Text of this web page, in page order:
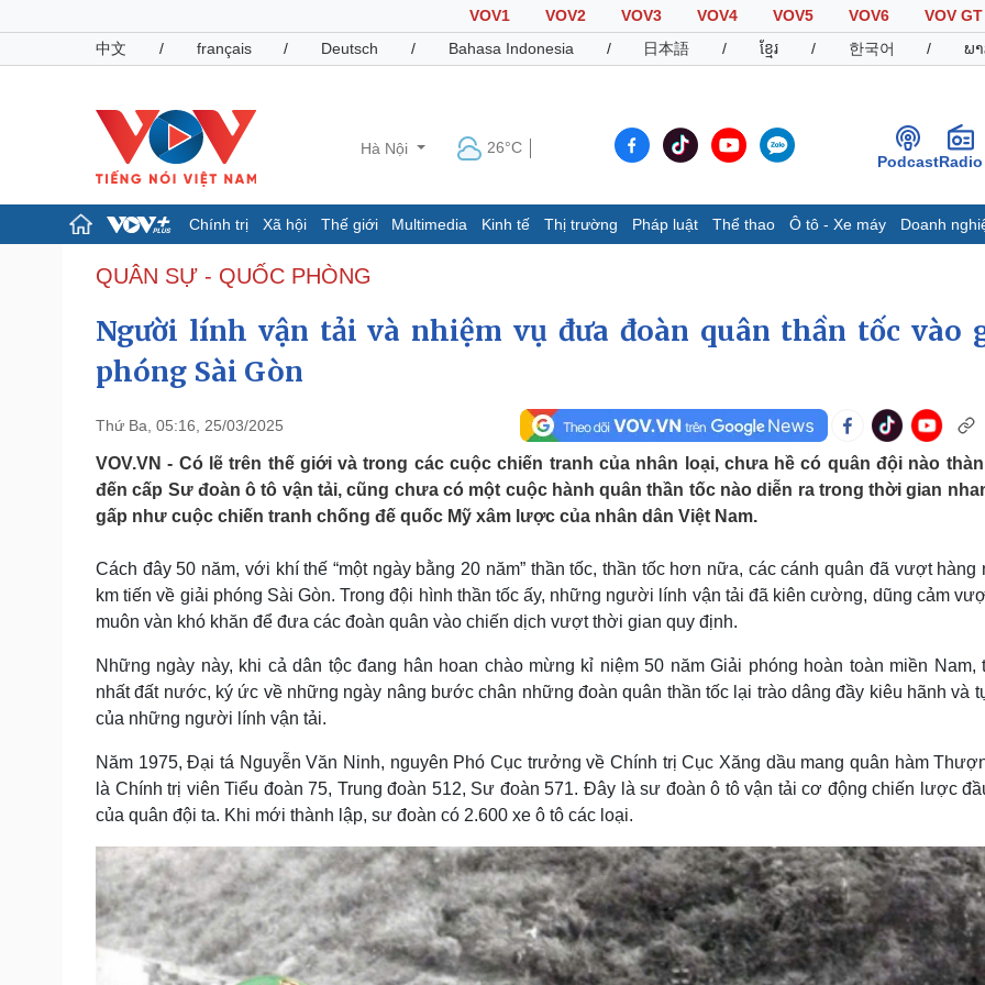
VOV1 VOV2 VOV3 VOV4 VOV5 VOV6
VOV GT
中文
/ français / Deutsch / Bahasa Indonesia / 日本語 / ខ្មែរ / 한국어 / ພ
Hà Nội 26°C
PodcastRadio
Chính trị Xã hội Thế giới Multimedia Kinh tế Thị trường Pháp luật Thể thao Ô tô - Xe máy Doanh
Chính trị
Tổ chức nhân sự
Quốc hội
Nhận diện sự thật
Xã hội
Dự báo thời tiết
Giáo dục
Cuộc sống đó đây
Hồ sơ
Ảnh
E-Magazine
Pháp luật
Vụ án
Tin nóng
Tư vấn luật
Quân sự - Quốc phòng
Vũ khí
Việt Nam
Phân tích
Thể thao
Bóng đá
Lịch thi đấu bóng đá
Thế giới thể thao
Hậu trường
Ô tô - Xe máy
Ô tô
Sức khỏe
Cây thuốc
Sản phụ khoa
Nhi khoa
Nam khoa
Làm đẹp - giảm cân
Phòng mạch online
Ăn sạch sống khỏe
Đời sống
Blog
Tình yêu - Gia đình
Văn hóa
Văn học
Âm nhạc
Thời trang
Sao Việt
QUÂN SỰ - QUỐC PHÒNG
Người lính vận tải và nhiệm vụ đưa đoàn quân thần tốc vào
phóng Sài Gòn
Thứ Ba, 05:16, 25/03/2025
VOV.VN - Có lẽ trên thế giới và trong các cuộc chiến tranh của nhân loại, chưa hề có quân đội nào
đến cấp Sư đoàn ô tô vận tải, cũng chưa có một cuộc hành quân thần tốc nào diễn ra trong thời gian
gấp như cuộc chiến tranh chống đế quốc Mỹ xâm lược của nhân dân Việt Nam.
Cách đây 50 năm, với khí thế “một ngày bằng 20 năm” thần tốc, thần tốc hơn nữa, các cánh quân đã vượt hàng
km tiến về giải phóng Sài Gòn. Trong đội hình thần tốc ấy, những người lính vận tải đã kiên cường, dũng cảm
muôn vàn khó khăn để đưa các đoàn quân vào chiến dịch vượt thời gian quy định.
Những ngày này, khi cả dân tộc đang hân hoan chào mừng kỉ niệm 50 năm Giải phóng hoàn toàn miền Nam,
nhất đất nước, ký ức về những ngày nâng bước chân những đoàn quân thần tốc lại trào dâng đầy kiêu hãnh và
của những người lính vận tải.
Năm 1975, Đại tá Nguyễn Văn Ninh, nguyên Phó Cục trưởng về Chính trị Cục Xăng dầu mang quân hàm
là Chính trị viên Tiểu đoàn 75, Trung đoàn 512, Sư đoàn 571. Đây là sư đoàn ô tô vận tải cơ động chiến lược
của quân đội ta. Khi mới thành lập, sư đoàn có 2.600 xe ô tô các loại.